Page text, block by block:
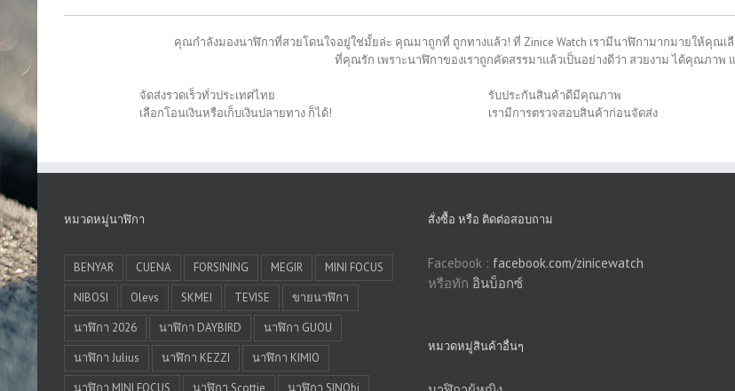
คุณกำลังมองนาฬิกาที่สวยโดนใจอยู่ใช่มั้ยล่ะ คุณมาถูกที่ ถูกทางแล้ว! ที่ Zinice Watch เรามีนาฬิกามากมายให้คุณเ
ที่คุณรัก เพราะนาฬิกาของเราถูกคัดสรรมาแล้วเป็นอย่างดีว่า สวยงาม ได้คุณภาพ
จัดส่งรวดเร็วทั่วประเทศไทย
เลือกโอนเงินหรือเก็บเงินปลายทาง ก็ได้!
รับประกันสินค้าดีมีคุณภาพ
เรามีการตรวจสอบสินค้าก่อนจัดส่ง
หมวดหมู่นาฬิกา
BENYAR CUENA FORSINING MEGIR
MINI FOCUS
NIBOSI
Olevs SKMEI TEVISE
ขายนาฬิกา
นาฬิกา 2026
นาฬิกา DAYBIRD
นาฬิกา GUOU
นาฬิกา Julius
นาฬิกา KEZZI
นาฬิกา KIMIO
นาฬิกา MINI FOCUS
นาฬิกา Scottie นาฬิกา SINObi
สั่งซื้อ หรือ ติดต่อสอบถาม
Facebook : facebook.com/zinicewatch
หรือทัก อินบ็อกซ์
หมวดหมู่สินค้าอื่นๆ